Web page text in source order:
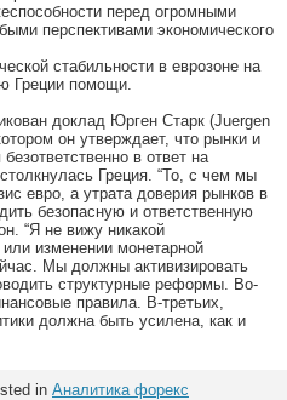
перед огромными
перспективами экономического
стабильности в еврозоне на
Греции помощи.
доклад Юрген Старк (Juergen
он утверждает, что рынки и
в ответ на
Греция. “То, с чем мы
евро, а утрата доверия рынков в
безопасную и ответственную
“Я не вижу никакой
изменении монетарной
Мы должны активизировать
структурные реформы. Во-
правила. В-третьих,
должна быть усилена, как и
in Аналитика форекс